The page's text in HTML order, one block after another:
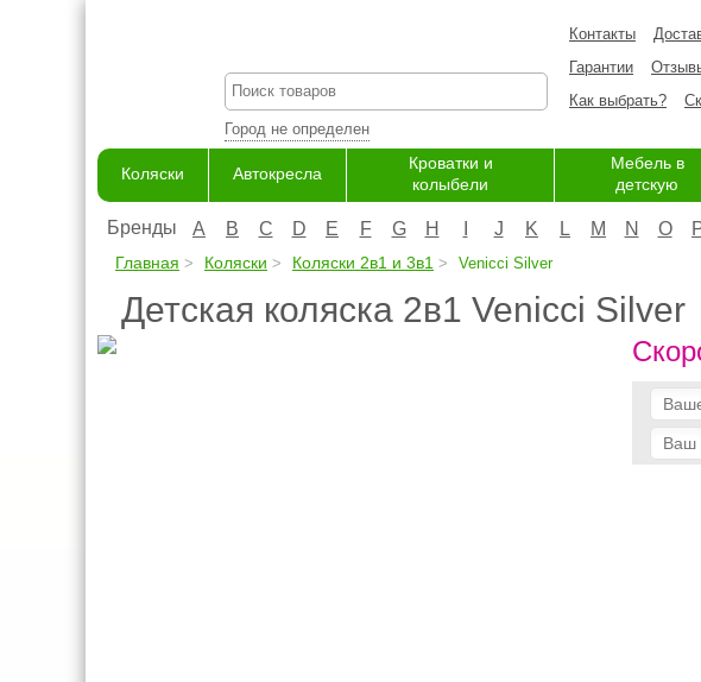
Город не определен
Контакты
Гарантии
Как выбрать?
Коляски Автокресла
Кроватки и
колыбели
Мебель в
детскую
Бренды A B C D E F G H J K L M N O
Главная Коляски Коляски 2в1 и 3в1 Venicci Silver
Детская коляска 2в1 Venicci Silver